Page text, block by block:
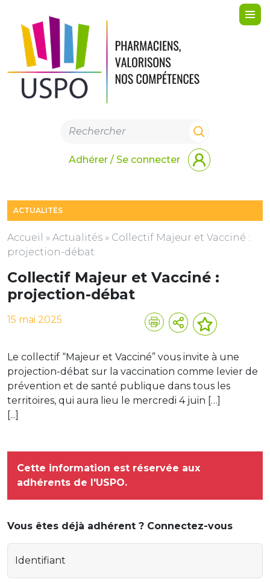
Adhérer / Se connecter
ACTUALITÉS
Accueil » Actualités » Collectif Majeur et Vacciné :
projection-débat
Collectif Majeur et Vacciné :
projection-débat
15 mai 2025
Le collectif “Majeur et Vacciné” vous invite à une
projection-débat sur la vaccination comme levier de
prévention et de santé publique dans tous les
territoires, qui aura lieu le mercredi 4 juin […]
[...]
Cette information est réservée aux
adhérents de l'USPO.
Vous êtes déjà adhérent ? Connectez-vous
Identifiant